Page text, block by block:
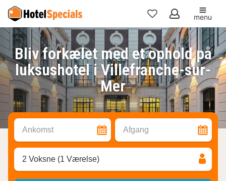
Mine
favoritter
menu
Bliv forkælet med et ophold på
luksushotel i Villefranche-sur-
Mer
Ankomst Afgang
2 Voksne (1 Værelse)